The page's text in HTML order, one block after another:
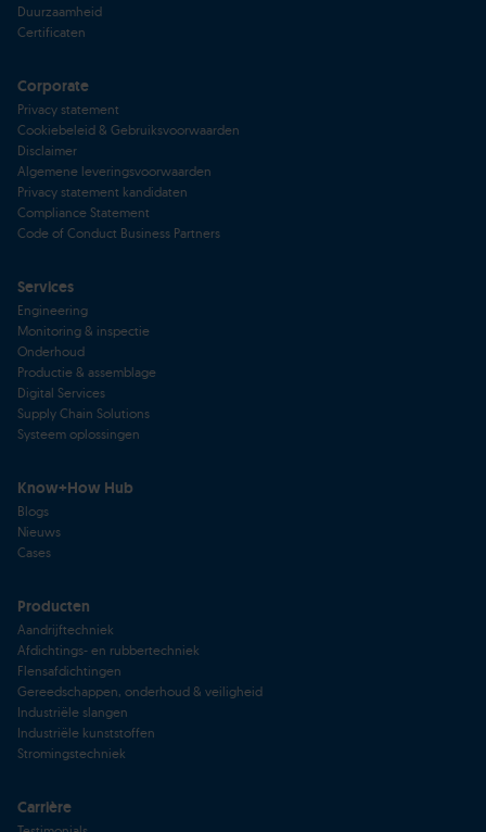
Duurzaamheid
Certificaten
Corporate
Privacy statement
Cookiebeleid & Gebruiksvoorwaarden
Disclaimer
Algemene leveringsvoorwaarden
Privacy statement kandidaten
Compliance Statement
Code of Conduct Business Partners
Services
Engineering
Monitoring & inspectie
Onderhoud
Productie & assemblage
Digital Services
Supply Chain Solutions
Systeem oplossingen
Know+How Hub
Blogs
Nieuws
Cases
Producten
Aandrijftechniek
Afdichtings- en rubbertechniek
Flensafdichtingen
Gereedschappen, onderhoud & veiligheid
Industriële slangen
Industriële kunststoffen
Stromingstechniek
Carrière